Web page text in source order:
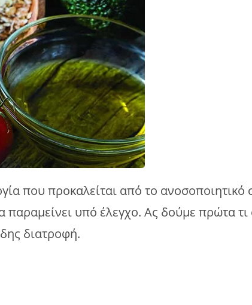
που προκαλείται από το ανοσοποιητικό
υπό έλεγχο. Ας δούμε πρώτα τι
διατροφή.